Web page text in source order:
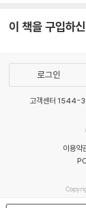
이 책을 구입하
로그인
고객센터 1544-
이용약